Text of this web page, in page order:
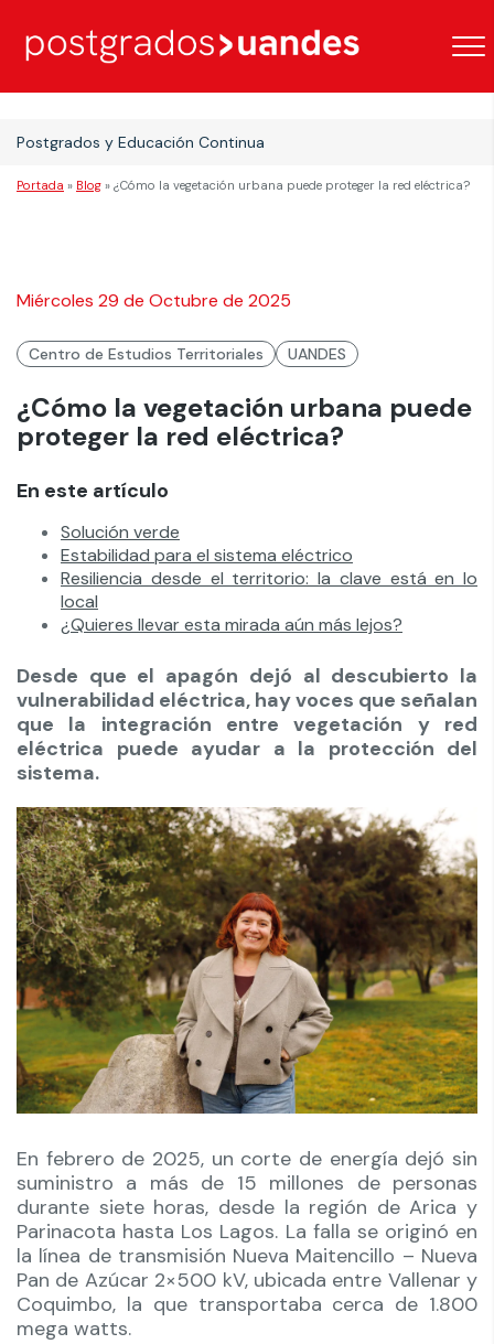
Postgrados y Educación Continua
Portada » Blog » ¿Cómo la vegetación urbana puede proteger la red eléctrica?
Miércoles 29 de Octubre de 2025
Centro de Estudios Territoriales UANDES
¿Cómo la vegetación urbana puede
proteger la red eléctrica?
En este artículo
Solución verde
Estabilidad para el sistema eléctrico
Resiliencia desde el territorio: la clave está en lo
local
¿Quieres llevar esta mirada aún más lejos?
Desde que el apagón dejó al descubierto la
vulnerabilidad eléctrica, hay voces que señalan
que la integración entre vegetación y red
eléctrica puede ayudar a la protección del
sistema.
En febrero de 2025, un corte de energía dejó sin
suministro a más de 15 millones de personas
durante siete horas, desde la región de Arica y
Parinacota hasta Los Lagos. La falla se originó en
la línea de transmisión Nueva Maitencillo – Nueva
Pan de Azúcar 2×500 kV, ubicada entre Vallenar y
Coquimbo, la que transportaba cerca de 1.800
mega watts.